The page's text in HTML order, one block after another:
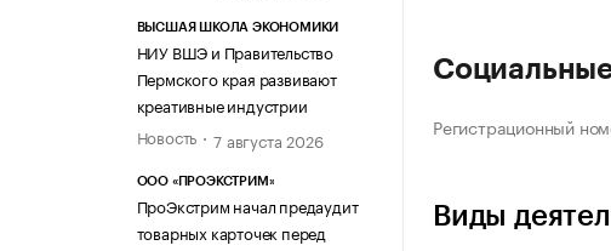
ВЫСШАЯ ШКОЛА ЭКОНОМИКИ
НИУ ВШЭ и Правительство
Пермского края развивают
креативные индустрии
Новость
7 августа 2026
ООО «ПРОЭКСТРИМ»
ПроЭкстрим начал предаудит
товарных карточек перед
Регистрационный
Виды